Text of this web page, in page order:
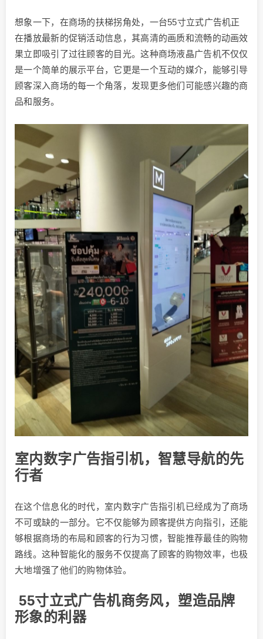
想象一下，在商场的扶梯拐角处，一台55寸立式广告机正
在播放最新的促销活动信息，其高清的画质和流畅的动画效
果立即吸引了过往顾客的目光。这种商场液晶广告机不仅仅
是一个简单的展示平台，它更是一个互动的媒介，能够引导
顾客深入商场的每一个角落，发现更多他们可能感兴趣的商
品和服务。
室内数字广告指引机，智慧导航的先
行者
在这个信息化的时代，室内数字广告指引机已经成为了商场
不可或缺的一部分。它不仅能够为顾客提供方向指引，还能
够根据商场的布局和顾客的行为习惯，智能推荐最佳的购物
路线。这种智能化的服务不仅提高了顾客的购物效率，也极
大地增强了他们的购物体验。
55寸立式广告机商务风，塑造品牌
形象的利器